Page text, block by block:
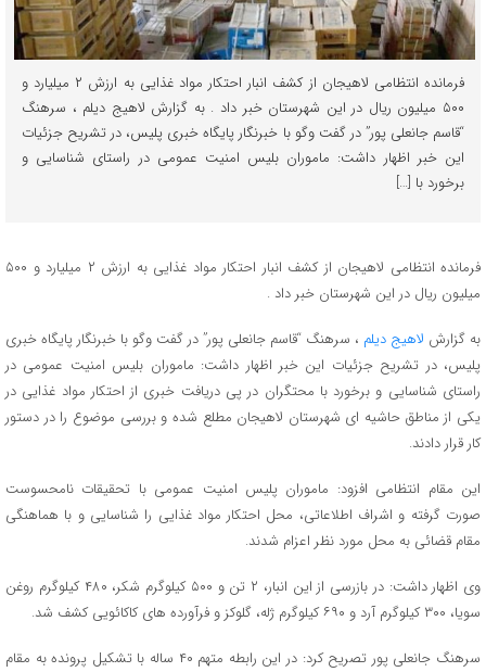
فرمانده انتظامي لاهیجان از کشف انبار احتکار مواد غذايي به ارزش ۲ میلیارد و
۵۰۰ میلیون ریال در این شهرستان خبر داد . به گزارش لاهیج دیلم ، سرهنگ
“قاسم جانعلی پور” در گفت وگو با خبرنگار پایگاه خبری پلیس، در تشریح جزئیات
این خبر اظهار داشت: ماموران بلیس امنیت عمومي در راستای شناسایی و
برخورد با […]
فرمانده انتظامي لاهیجان از کشف انبار احتکار مواد غذايي به ارزش ۲ میلیارد و ۵۰۰
میلیون ریال در این شهرستان خبر داد .
به گزارش لاهیج دیلم ، سرهنگ “قاسم جانعلی پور” در گفت وگو با خبرنگار پایگاه خبری
پلیس، در تشریح جزئیات این خبر اظهار داشت: ماموران بلیس امنیت عمومي در
راستای شناسایی و برخورد با محتگران در پی دریافت خبری از احتكار مواد غذايي در
يكي از مناطق حاشيه اي شهرستان لاهیجان مطلع شده و بررسی موضوع را در دستور
کار قرار دادند.
این مقام انتظامی افزود: ماموران پلیس امنیت عمومي با تحقیقات نامحسوست
صورت گرفته و اشراف اطلاعاتی، محل احتكار مواد غذایی را شناسايي و با هماهنگی
مقام قضائی به محل مورد نظر اعزام شدند.
وی اظهار داشت: در بازرسی از این انبار، ۲ تن و ۵۰۰ کیلوگرم شکر، ۴۸۰ کیلوگرم روغن
سويا، ۳۰۰ کیلوگرم آرد و ۶۹۰ کیلوگرم ژله، گلوکز و فرآورده های کاکائویی کشف شد.
سرهنگ جانعلی پور تصریح کرد: در این رابطه متهم ۴۰ ساله با تشکیل پرونده به مقام